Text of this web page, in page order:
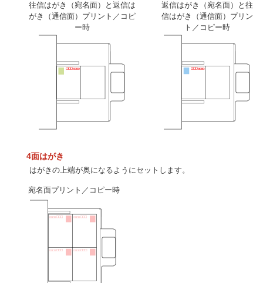
往信はがき（宛名面）と返信は
がき（通信面）プリント／コピ
ー時
返信はがき（宛名面）と往
信はがき（通信面）プリン
ト／コピー時
4面はがき
はがきの上端が奥になるようにセットします。
宛名面プリント／コピー時